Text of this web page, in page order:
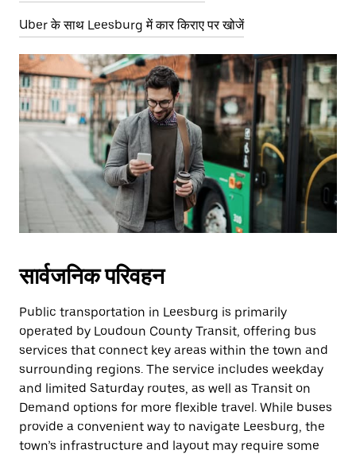
Uber के साथ Leesburg में कार किराए पर खोजें
सार्वजनिक परिवहन
Public transportation in Leesburg is primarily
operated by Loudoun County Transit, offering bus
services that connect key areas within the town and
surrounding regions. The service includes weekday
and limited Saturday routes, as well as Transit on
Demand options for more flexible travel. While buses
provide a convenient way to navigate Leesburg, the
town’s infrastructure and layout may require some